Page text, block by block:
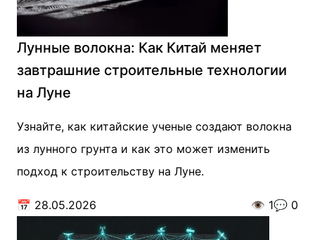
Лунные волокна: Как Китай меняет
завтрашние строительные технологии
на Луне
Узнайте, как китайские ученые создают волокна
из лунного грунта и как это может изменить
подход к строительству на Луне.
📅 28.05.2026 👁️ 1💬 0